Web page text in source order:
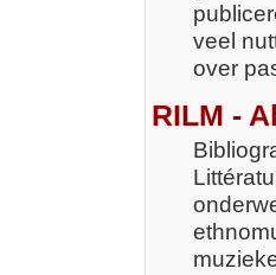
veel
over
RILM -